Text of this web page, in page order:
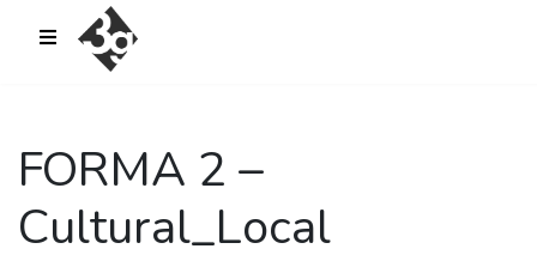
sold-out-button {{acf:sold_out}}
FORMA 2 –
Cultural_Local